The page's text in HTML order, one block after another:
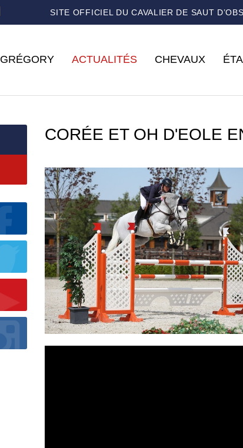
SITE OFFICIEL DU CAVALIER DE SAUT
GRÉGORY ACTUALITÉS CHEVAUX
CORÉE ET OH D'EOLE